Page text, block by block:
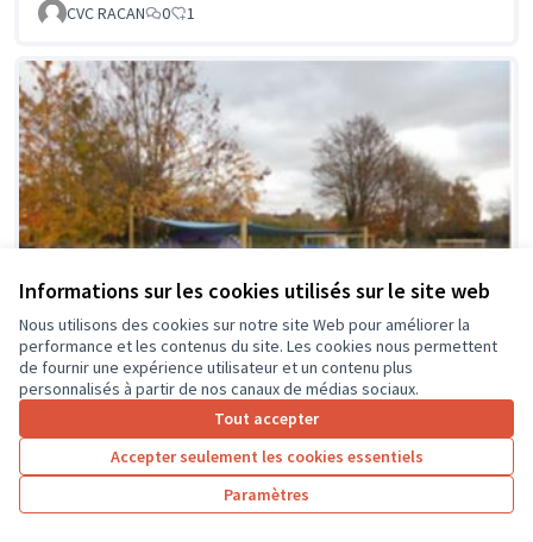
Informations sur les cookies utilisés sur le site web
Nous utilisons des cookies sur notre site Web pour améliorer la
performance et les contenus du site. Les cookies nous permettent
de fournir une expérience utilisateur et un contenu plus
personnalisés à partir de nos canaux de médias sociaux.
Tout accepter
Accepter seulement les cookies essentiels
Paramètres
CVC RACAN
0 1
La classe en dehors des murs
Soumis au vote
0